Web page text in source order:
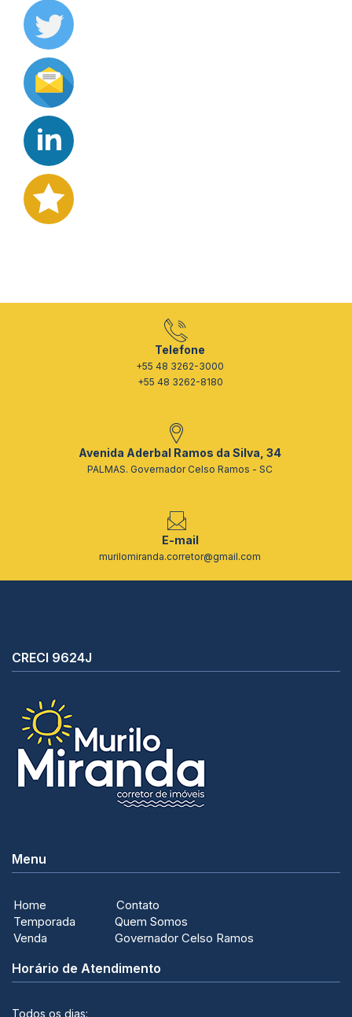
Telefone
+55 48 3262-3000
+55 48 3262-8180
Avenida Aderbal Ramos da Silva, 34
PALMAS. Governador Celso Ramos - SC
E-mail
murilomiranda.corretor@gmail.com
CRECI 9624J
Menu
Home
Temporada
Venda
Contato
Quem Somos
Governador Celso Ramos
Horário de Atendimento
Todos os dias: